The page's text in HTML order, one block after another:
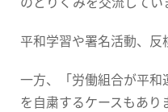
平和学習や署名活動、反
一方、「労働組合が平
を自粛するケースもあり